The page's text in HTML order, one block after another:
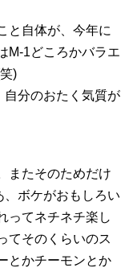
と自体が、今年に
M-1どころかバラエ
)
分のおたく気質が
またそのためだけ
ボケがおもしろい
ってネチネチ楽し
てそのくらいのス
とかチーモンとか